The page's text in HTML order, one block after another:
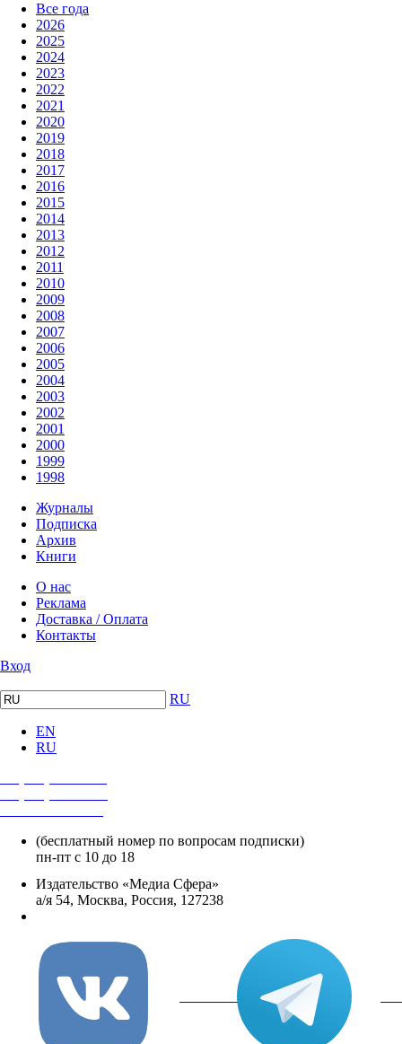
Все года
2026
2025
2024
2023
2022
2021
2020
2019
2018
2017
2016
2015
2014
2013
2012
2011
2010
2009
2008
2007
2006
2005
2004
2003
2002
2001
2000
1999
1998
Журналы
Подписка
Архив
Книги
О нас
Реклама
Доставка / Оплата
Контакты
Вход
RU
EN
RU
(бесплатный номер по вопросам подписки)
пн-пт с 10 до 18
Издательство «Медиа Сфера»
а/я 54, Москва, Россия, 127238
вКонтакте